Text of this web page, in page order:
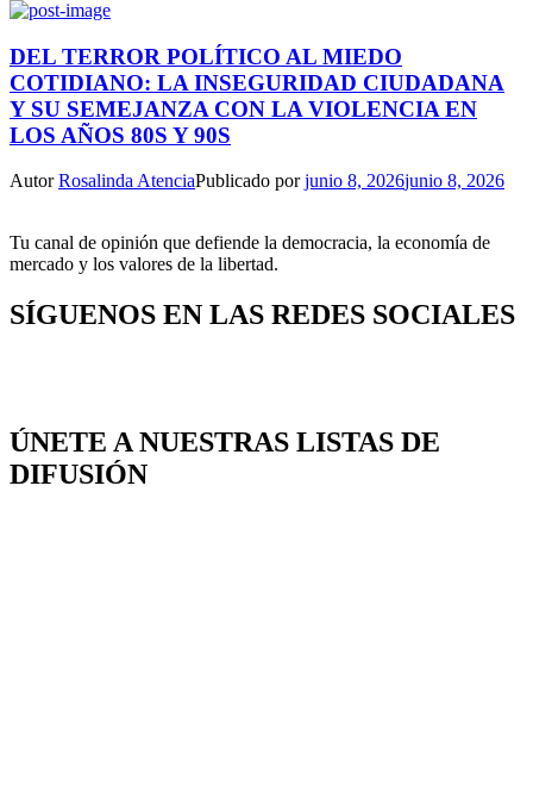
DEL TERROR POLÍTICO AL MIEDO
COTIDIANO: LA INSEGURIDAD CIUDADANA
Y SU SEMEJANZA CON LA VIOLENCIA EN
LOS AÑOS 80S Y 90S
AutorRosalinda AtenciaPublicado porjunio 8, 2026junio 8, 2026
Tu canal de opinión que defiende la democracia, la economía de
mercado y los valores de la libertad.
SÍGUENOS EN LAS REDES SOCIALES
ÚNETE A NUESTRAS LISTAS DE
DIFUSIÓN